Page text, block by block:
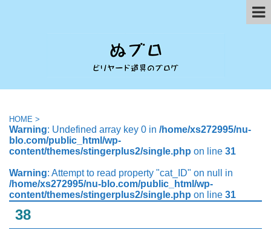
HOME >
Warning: Undefined array key 0 in /home/xs272995/nu-
blo.com/public_html/wp-
content/themes/stingerplus2/single.php on line 31
Warning: Attempt to read property "cat_ID" on null in
/home/xs272995/nu-blo.com/public_html/wp-
content/themes/stingerplus2/single.php on line 31
38